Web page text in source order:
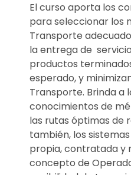
El curso aporta los
para seleccionar los
Transporte
la entrega de
productos
esperado, y
Transporte. Brinda a
conocimientos de
las rutas óptimas de
también, los
propia, contratada y
concepto de